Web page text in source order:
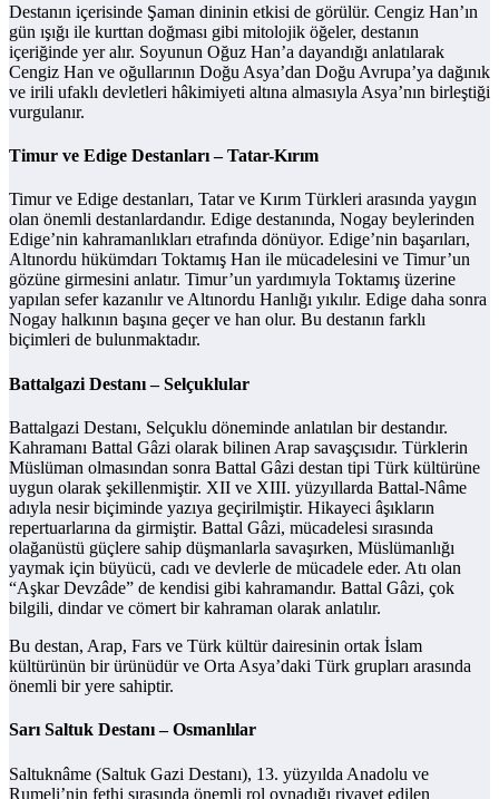
Destanın içerisinde Şaman dininin etkisi de görülür. Cengiz Han’ın
gün ışığı ile kurttan doğması gibi mitolojik öğeler, destanın
içeriğinde yer alır. Soyunun Oğuz Han’a dayandığı anlatılarak
Cengiz Han ve oğullarının Doğu Asya’dan Doğu Avrupa’ya dağınık
ve irili ufaklı devletleri hâkimiyeti altına almasıyla Asya’nın birleştiği
vurgulanır.
Timur ve Edige Destanları – Tatar-Kırım
Timur ve Edige destanları, Tatar ve Kırım Türkleri arasında yaygın
olan önemli destanlardandır. Edige destanında, Nogay beylerinden
Edige’nin kahramanlıkları etrafında dönüyor. Edige’nin başarıları,
Altınordu hükümdarı Toktamış Han ile mücadelesini ve Timur’un
gözüne girmesini anlatır. Timur’un yardımıyla Toktamış üzerine
yapılan sefer kazanılır ve Altınordu Hanlığı yıkılır. Edige daha sonra
Nogay halkının başına geçer ve han olur. Bu destanın farklı
biçimleri de bulunmaktadır.
Battalgazi Destanı – Selçuklular
Battalgazi Destanı, Selçuklu döneminde anlatılan bir destandır.
Kahramanı Battal Gâzi olarak bilinen Arap savaşçısıdır. Türklerin
Müslüman olmasından sonra Battal Gâzi destan tipi Türk kültürüne
uygun olarak şekillenmiştir. XII ve XIII. yüzyıllarda Battal-Nâme
adıyla nesir biçiminde yazıya geçirilmiştir. Hikayeci âşıkların
repertuarlarına da girmiştir. Battal Gâzi, mücadelesi sırasında
olağanüstü güçlere sahip düşmanlarla savaşırken, Müslümanlığı
yaymak için büyücü, cadı ve devlerle de mücadele eder. Atı olan
“Aşkar Devzâde” de kendisi gibi kahramandır. Battal Gâzi, çok
bilgili, dindar ve cömert bir kahraman olarak anlatılır.
Bu destan, Arap, Fars ve Türk kültür dairesinin ortak İslam
kültürünün bir ürünüdür ve Orta Asya’daki Türk grupları arasında
önemli bir yere sahiptir.
Sarı Saltuk Destanı – Osmanlılar
Saltuknâme (Saltuk Gazi Destanı), 13. yüzyılda Anadolu ve
Rumeli’nin fethi sırasında önemli rol oynadığı rivayet edilen